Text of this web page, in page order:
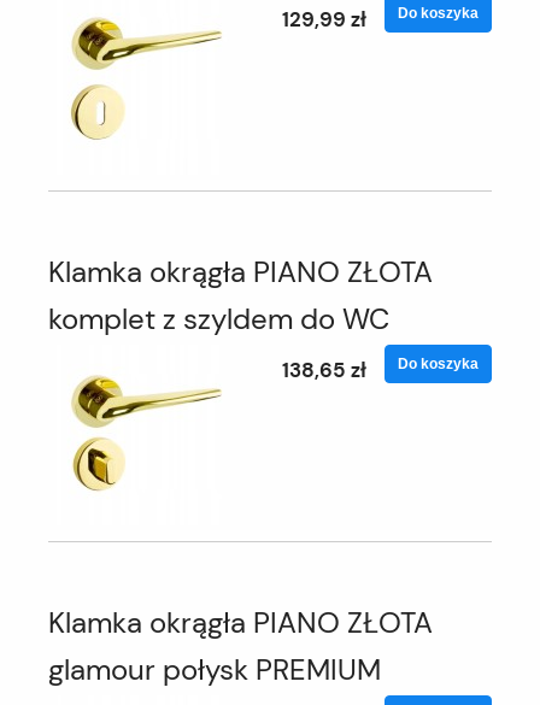
129,99 zł Do koszyka
Klamka okrągła PIANO ZŁOTA
komplet z szyldem do WC
138,65 zł Do koszyka
Klamka okrągła PIANO ZŁOTA
glamour połysk PREMIUM